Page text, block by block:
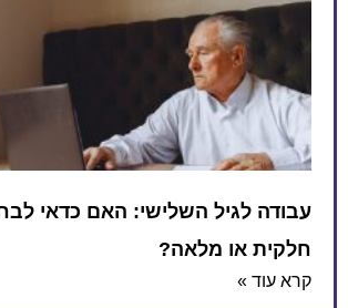
עבודה לגיל השלישי: האם כדאי
חלקית או מלאה?
קרא עוד »